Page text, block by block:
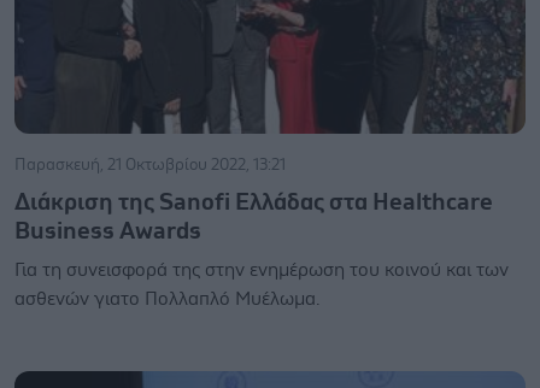
Παρασκευή, 21 Οκτωβρίου 2022, 13:21
Διάκριση της Sanofi Ελλάδας στα Healthcare
Business Awards
Για τη συνεισφορά της στην ενημέρωση του κοινού και των
ασθενών γιατο Πολλαπλό Μυέλωμα.